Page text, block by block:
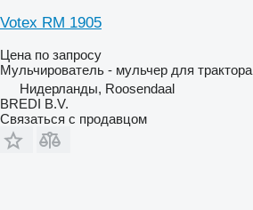
Votex RM 1905
Цена по запросу
Мульчирователь - мульчер для трактора
Нидерланды, Roosendaal
BREDI B.V.
Связаться с продавцом